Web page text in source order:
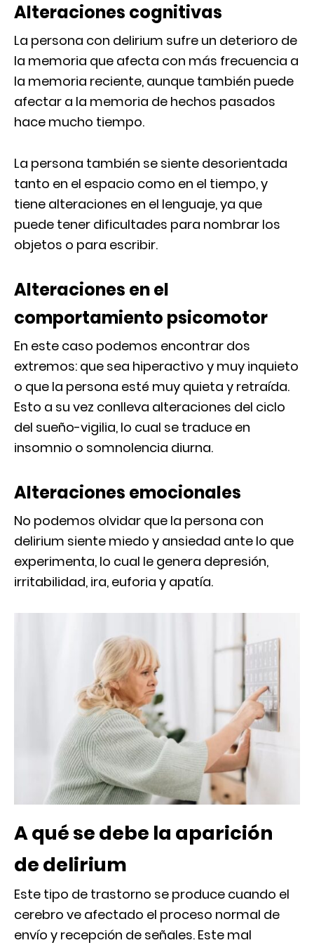
Alteraciones cognitivas
La persona con delirium sufre un deterioro de
la memoria que afecta con más frecuencia a
la memoria reciente, aunque también puede
afectar a la memoria de hechos pasados
hace mucho tiempo.
La persona también se siente desorientada
tanto en el espacio como en el tiempo, y
tiene alteraciones en el lenguaje, ya que
puede tener dificultades para nombrar los
objetos o para escribir.
Alteraciones en el
comportamiento psicomotor
En este caso podemos encontrar dos
extremos: que sea hiperactivo y muy inquieto
o que la persona esté muy quieta y retraída.
Esto a su vez conlleva alteraciones del ciclo
del sueño-vigilia, lo cual se traduce en
insomnio o somnolencia diurna.
Alteraciones emocionales
No podemos olvidar que la persona con
delirium siente miedo y ansiedad ante lo que
experimenta, lo cual le genera depresión,
irritabilidad, ira, euforia y apatía.
A qué se debe la aparición
de delirium
Este tipo de trastorno se produce cuando el
cerebro ve afectado el proceso normal de
envío y recepción de señales. Este mal